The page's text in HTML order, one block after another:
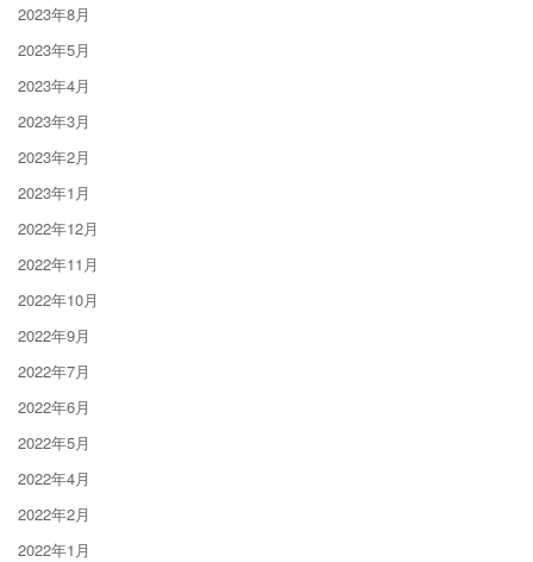
2023年8月
2023年5月
2023年4月
2023年3月
2023年2月
2023年1月
2022年12月
2022年11月
2022年10月
2022年9月
2022年7月
2022年6月
2022年5月
2022年4月
2022年2月
2022年1月